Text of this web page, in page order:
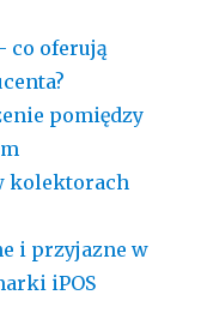
co oferują
pomiędzy
kolektorach
i przyjazne w
iPOS